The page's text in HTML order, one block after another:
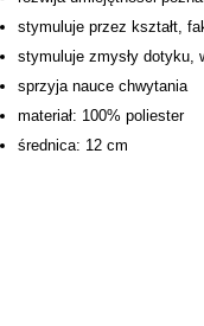
stymuluje przez kształt,
stymuluje zmysły dotyku,
sprzyja nauce chwytania
materiał: 100% poliester
średnica: 12 cm